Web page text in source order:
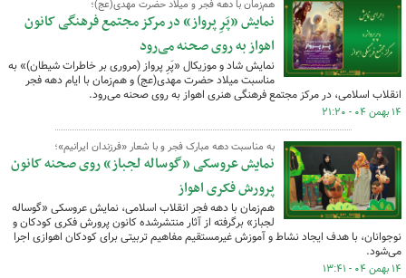
هم‌زمان با دهه فجر و میلاد حضرت مهدی(عج)؛
نمایش «پَرِ پرواز» در مرکز مجتمع فرهنگی کانون
اهواز به روی صحنه می‌رود
نمایش شاد و موزیکال «پَرِ پرواز (مروری بر خاطرات شیطان)» به
مناسبت میلاد حضرت مهدی(عج) و هم‌زمان با ایام دهه فجر
انقلاب اسلامی، در مرکز مجتمع فرهنگی هنری اهواز به روی صحنه می‌رود.
۱۴ بهمن ۰۴ - ۲۱:۲۰
به مناسبت دهه مبارک فجر و با شعار «فرزندان ایرانیم»؛
نمایش عروسکی «گوساله لجباز» روی صحنه کانون
پرورش فکری اهواز
هم‌زمان با دهه فجر انقلاب اسلامی، نمایش عروسکی «گوساله
لجباز» برگرفته از آثار منتشرشده کانون پرورش فکری کودکان و
نوجوانان، با هدف ایجاد نشاط و آموزش غیرمستقیم مفاهیم تربیتی برای کودکان اهوازی اجرا
می‌شود.
۱۴ بهمن ۰۴ - ۱۳:۴۱